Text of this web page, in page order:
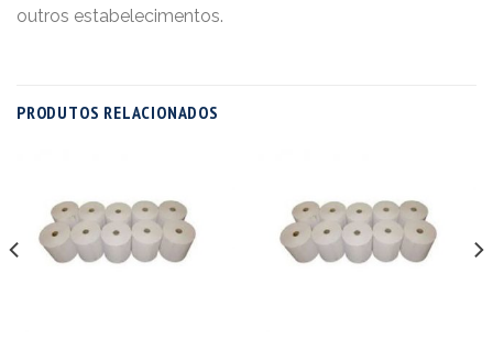
outros estabelecimentos.
PRODUTOS RELACIONADOS